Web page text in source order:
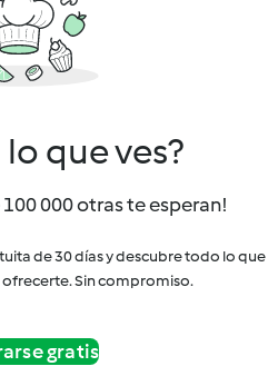
lo que ves?
000 otras te esperan!
de 30 días y descubre todo lo que
Sin compromiso.
gratis